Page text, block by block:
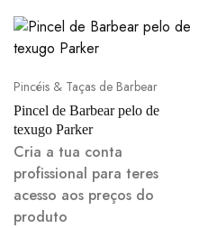
Pincéis & Taças de Barbear
Pincel de Barbear pelo de
texugo Parker
Cria a tua conta
profissional para teres
acesso aos preços do
produto